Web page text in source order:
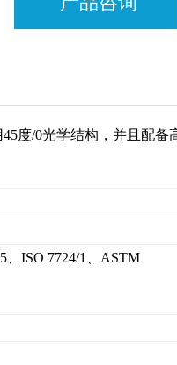
45度/0光学结构，并且配
、ISO 7724/1、ASTM